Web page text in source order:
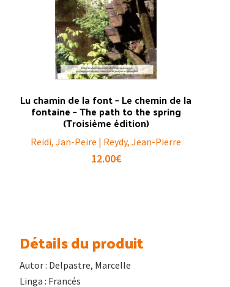
Lu chamin de la font – Le chemin de la
fontaine – The path to the spring
(Troisième édition)
Reidi, Jan-Peire | Reydy, Jean-Pierre
12.00€
Détails du produit
Autor : Delpastre, Marcelle
Linga : Francés